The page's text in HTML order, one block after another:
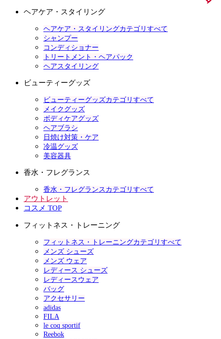
ヘアケア・スタイリング
ヘアケア・スタイリングカテゴリすべて
シャンプー
コンディショナー
トリートメント・ヘアパック
ヘアスタイリング
ビューティーグッズ
ビューティーグッズカテゴリすべて
メイクグッズ
ボディケアグッズ
ヘアブラシ
日焼け対策・ケア
冷温グッズ
美容器具
香水・フレグランス
香水・フレグランスカテゴリすべて
アウトレット
コスメ TOP
フィットネス・トレーニング
フィットネス・トレーニングカテゴリすべて
メンズ シューズ
メンズ ウェア
レディース シューズ
レディースウェア
バッグ
アクセサリー
adidas
FILA
le coq sportif
Reebok